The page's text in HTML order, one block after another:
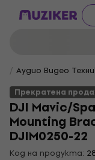
Аудио Видео
Прекратена
DJI Mavic/
Mounting
DJIM0250-22
Код на продукта: